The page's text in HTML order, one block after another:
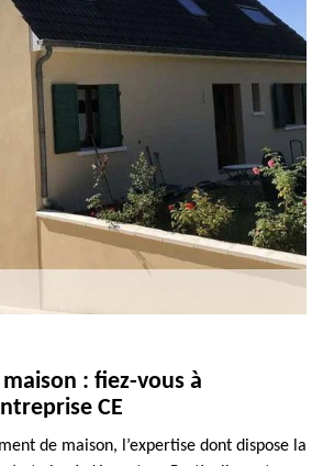
: fiez-vous à
CE
de maison, l’expertise dont dispose la